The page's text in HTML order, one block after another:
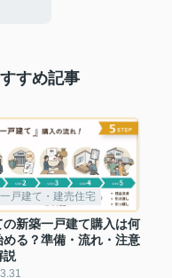
すめ記事
戸建て・建売住宅
の新築一戸建て購入は何
める？準備・流れ・注意
説